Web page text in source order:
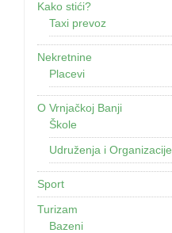
Kako stići?
Taxi prevoz
Nekretnine
Placevi
O Vrnjačkoj Banji
Škole
Udruženja i Organizacije
Sport
Turizam
Bazeni